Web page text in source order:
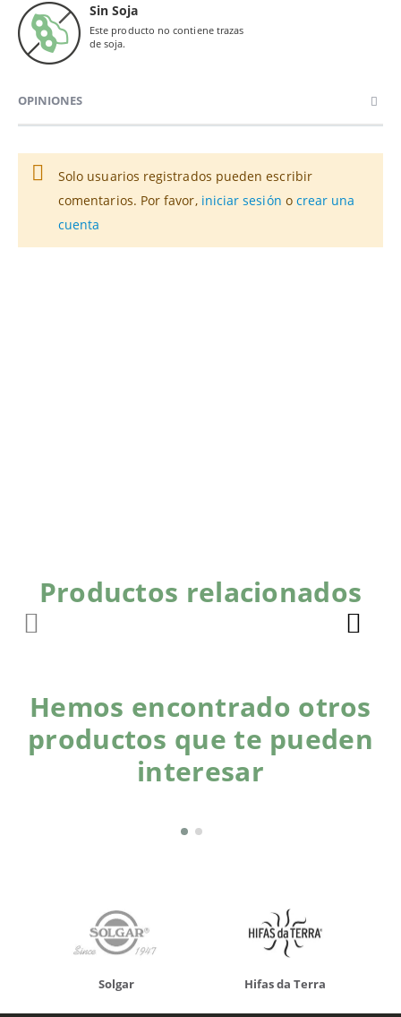
Sin Soja
Este producto no contiene trazas
de soja.
OPINIONES
Solo usuarios registrados pueden escribir
comentarios. Por favor, iniciar sesión o crear una
cuenta
Productos relacionados
Hemos encontrado otros
productos que te pueden
interesar
Solgar Hifas da Terra